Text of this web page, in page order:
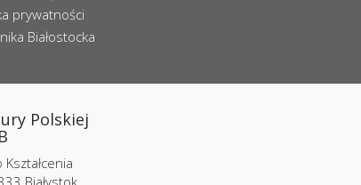
prywatności
Białostocka
Polskiej